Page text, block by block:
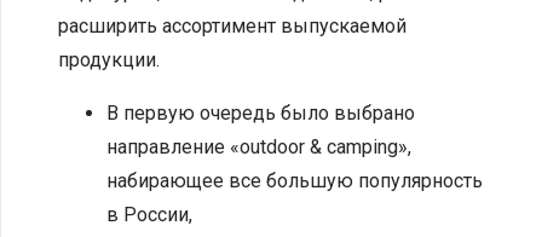
расширить ассортимент выпускаемой
продукции.
В первую очередь было выбрано
направление «outdoor & camping»,
набирающее все большую популярность
в России,